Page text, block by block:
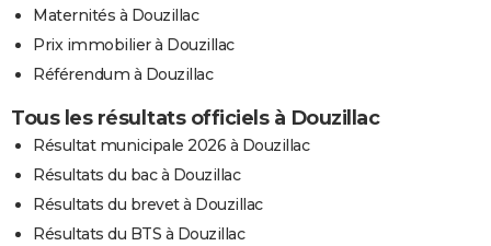
Maternités à Douzillac
Prix immobilier à Douzillac
Référendum à Douzillac
Tous les résultats officiels à Douzillac
Résultat municipale 2026 à Douzillac
Résultats du bac à Douzillac
Résultats du brevet à Douzillac
Résultats du BTS à Douzillac